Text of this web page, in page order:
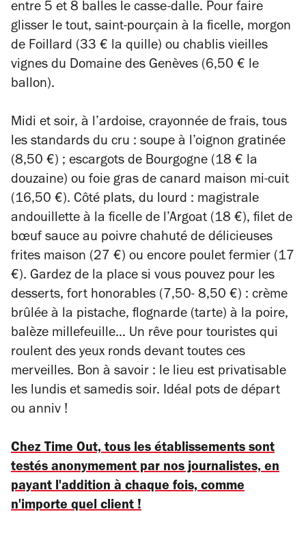
entre 5 et 8 balles le casse-dalle. Pour faire
glisser le tout, saint-pourçain à la ficelle, morgon
de Foillard (33 € la quille) ou chablis vieilles
vignes du Domaine des Genèves (6,50 € le
ballon).
Midi et soir, à l’ardoise, crayonnée de frais, tous
les standards du cru : soupe à l’oignon gratinée
(8,50 €) ; escargots de Bourgogne (18 € la
douzaine) ou foie gras de canard maison mi-cuit
(16,50 €). Côté plats, du lourd : magistrale
andouillette à la ficelle de l’Argoat (18 €), filet de
bœuf sauce au poivre chahuté de délicieuses
frites maison (27 €) ou encore poulet fermier (17
€). Gardez de la place si vous pouvez pour les
desserts, fort honorables (7,50- 8,50 €) : crème
brûlée à la pistache, flognarde (tarte) à la poire,
balèze millefeuille… Un rêve pour touristes qui
roulent des yeux ronds devant toutes ces
merveilles. Bon à savoir : le lieu est privatisable
les lundis et samedis soir. Idéal pots de départ
ou anniv !
Chez Time Out, tous les établissements sont
testés anonymement par nos journalistes, en
payant l'addition à chaque fois, comme
n'importe quel client !